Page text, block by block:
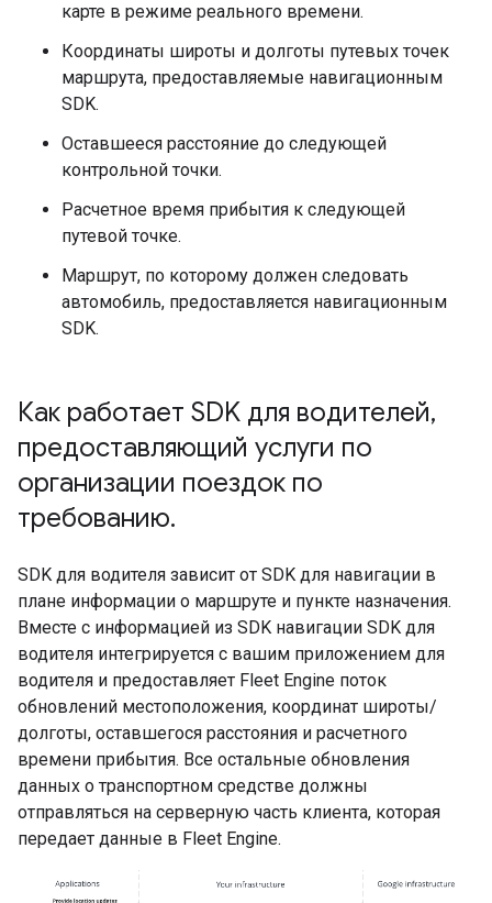
карте в режиме реального времени.
Координаты широты и долготы путевых точек
маршрута, предоставляемые навигационным
SDK.
Оставшееся расстояние до следующей
контрольной точки.
Расчетное время прибытия к следующей
путевой точке.
Маршрут, по которому должен следовать
автомобиль, предоставляется навигационным
SDK.
Как работает SDK для водителей,
предоставляющий услуги по
организации поездок по
требованию.
SDK для водителя зависит от SDK для навигации в
плане информации о маршруте и пункте назначения.
Вместе с информацией из SDK навигации SDK для
водителя интегрируется с вашим приложением для
водителя и предоставляет Fleet Engine поток
обновлений местоположения, координат широты/
долготы, оставшегося расстояния и расчетного
времени прибытия. Все остальные обновления
данных о транспортном средстве должны
отправляться на серверную часть клиента, которая
передает данные в Fleet Engine.